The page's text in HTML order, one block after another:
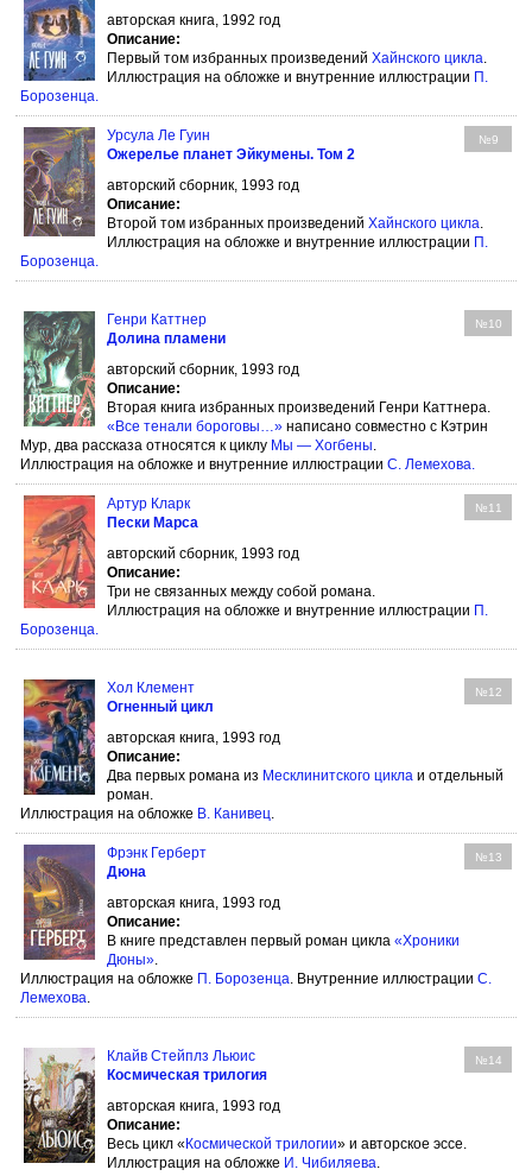
авторская книга, 1992 год
Описание:
Первый том избранных произведений Хайнского цикла.
Иллюстрация на обложке и внутренние иллюстрации П.
Борозенца.
Урсула Ле Гуин №9
Ожерелье планет Эйкумены. Том 2
авторский сборник, 1993 год
Описание:
Второй том избранных произведений Хайнского цикла.
Иллюстрация на обложке и внутренние иллюстрации П.
Борозенца.
Генри Каттнер №10
Долина пламени
авторский сборник, 1993 год
Описание:
Вторая книга избранных произведений Генри Каттнера.
«Все тенали бороговы…» написано совместно с Кэтрин
Мур, два рассказа относятся к циклу Мы — Хогбены.
Иллюстрация на обложке и внутренние иллюстрации С. Лемехова.
Артур Кларк №11
Пески Марса
авторский сборник, 1993 год
Описание:
Три не связанных между собой романа.
Иллюстрация на обложке и внутренние иллюстрации П.
Борозенца.
Хол Клемент №12
Огненный цикл
авторская книга, 1993 год
Описание:
Два первых романа из Месклинитского цикла и отдельный
роман.
Иллюстрация на обложке В. Канивец.
Фрэнк Герберт №13
Дюна
авторская книга, 1993 год
Описание:
В книге представлен первый роман цикла «Хроники
Дюны».
Иллюстрация на обложке П. Борозенца. Внутренние иллюстрации С.
Лемехова.
Клайв Стейплз Льюис №14
Космическая трилогия
авторская книга, 1993 год
Описание:
Весь цикл « Космической трилогии» и авторское эссе.
Иллюстрация на обложке И. Чибиляева.